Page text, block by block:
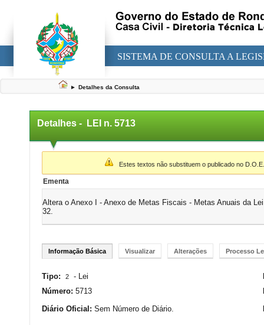
SISTEMA DE CONSULTA A
► Detalhes da Consulta
Detalhes - LEI n. 5713
▼
Estes textos não substituem o publicado no
Ementa
Altera o Anexo I - Anexo de Metas Fiscais - Metas Anuais da
32.
Informação Básica Visualizar Alterações Processo
Tipo: 2 - Lei
Número: 5713
Diário Oficial: Sem Número de Diário.